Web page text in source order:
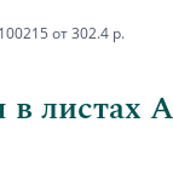
от 302.4 р.
листах